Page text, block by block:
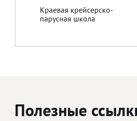
Краевая крейсерско-
парусная школа
Полезные